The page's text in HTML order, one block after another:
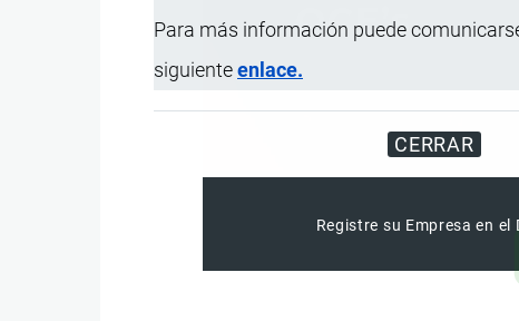
Para más información puede
siguienteenlace.
CERRAR
Registre su Empresa en